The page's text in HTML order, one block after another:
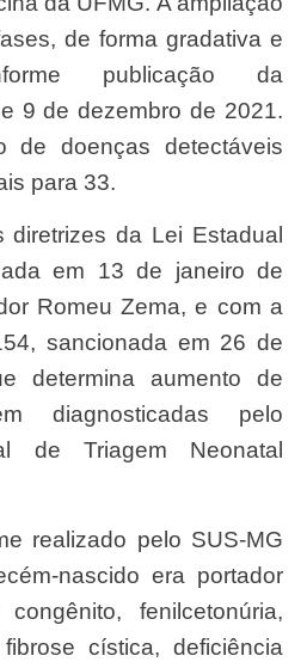
de forma gradativa e
publicação da
9 de dezembro de 2021.
de doenças detectáveis
para 33.
em 13 de janeiro de
Romeu Zema, e com a
sancionada em 26 de
determina aumento de
diagnosticadas pelo
de Triagem Neonatal
nascido era portador
fenilcetonúria,
cística, deficiência